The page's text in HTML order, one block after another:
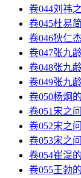
卷044刘祎
卷045杜易
卷046狄仁
卷047张九
卷048张九
卷049张九
卷050杨炯
卷051宋之
卷052宋之
卷053宋之
卷054崔湜
卷055王勃